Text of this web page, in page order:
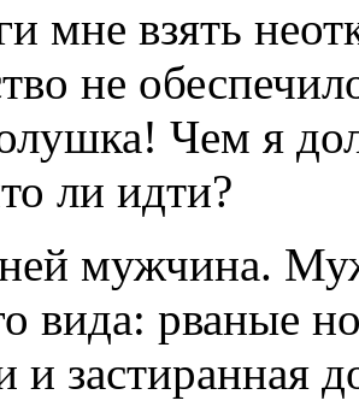
мне взять
не
Чем я
ли идти?
мужчина.
вида: рваные
и застиранная